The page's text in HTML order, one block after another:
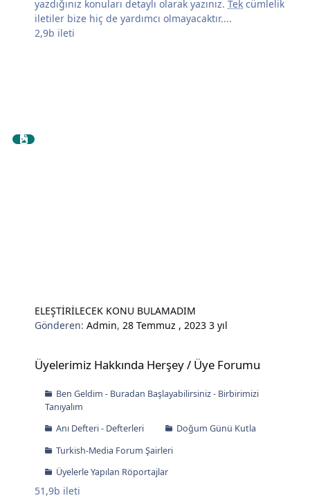
yazdığınız konuları detaylı olarak yazınız.Tek cümlelik
iletiler bize hiç de yardımcı olmayacaktır....
2,9b ileti
ELEŞTİRİLECEK KONU BULAMADIM
Gönderen:Admin,28 Temmuz , 20233 yıl
Üyelerimiz Hakkında Herşey / Üye Forumu
Ben Geldim - Buradan Başlayabilirsiniz - Birbirimizi
Tanıyalım
Anı Defteri - Defterleri
Doğum Günü Kutla
Turkish-Media Forum Şairleri
Üyelerle Yapılan Röportajlar
51,9b ileti